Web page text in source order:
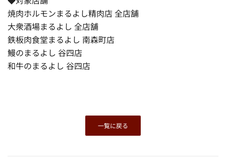
焼肉ホルモンまるよし精肉店 全店舗
大衆酒場まるよし 全店舗
鉄板肉食堂まるよし 南森町店
鰻のまるよし 谷四店
和牛のまるよし 谷四店
一覧に戻る